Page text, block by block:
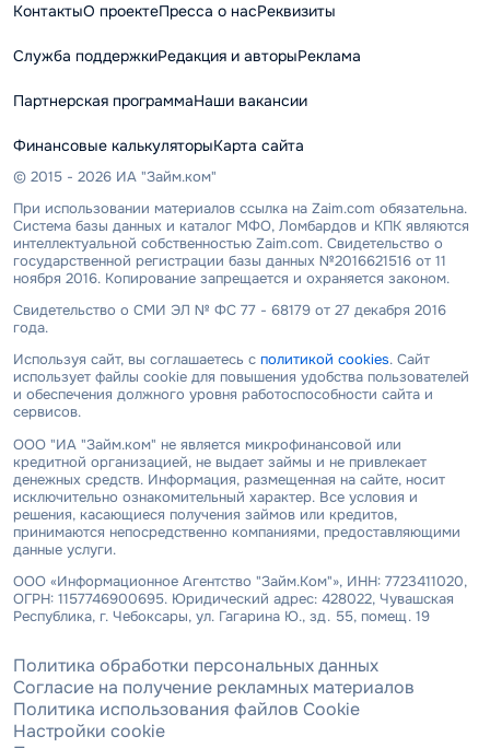
КонтактыО проектеПресса о насРеквизиты
Служба поддержкиРедакция и авторыРеклама
Партнерская программаНаши вакансии
Финансовые калькуляторыКарта сайта
© 2015 - 2026 ИА "Займ.ком"
При использовании материалов ссылка на Zaim.com обязательна.
Система базы данных и каталог МФО, Ломбардов и КПК являются
интеллектуальной собственностью Zaim.com. Свидетельство о
государственной регистрации базы данных №2016621516 от 11
ноября 2016. Копирование запрещается и охраняется законом.
Свидетельство о СМИ ЭЛ № ФС 77 - 68179 от 27 декабря 2016
года.
Используя сайт, вы соглашаетесь с политикой cookies. Сайт
использует файлы cookie для повышения удобства пользователей
и обеспечения должного уровня работоспособности сайта и
сервисов.
ООО "ИА "Займ.ком" не является микрофинансовой или
кредитной организацией, не выдает займы и не привлекает
денежных средств. Информация, размещенная на сайте, носит
исключительно ознакомительный характер. Все условия и
решения, касающиеся получения займов или кредитов,
принимаются непосредственно компаниями, предоставляющими
данные услуги.
ООО «Информационное Агентство "Займ.Ком"», ИНН: 7723411020,
ОГРН: 1157746900695. Юридический адрес: 428022, Чувашская
Республика, г. Чебоксары, ул. Гагарина Ю., зд. 55, помещ. 19
Политика обработки персональных данных
Согласие на получение рекламных материалов
Политика использования файлов Cookie
Настройки cookie